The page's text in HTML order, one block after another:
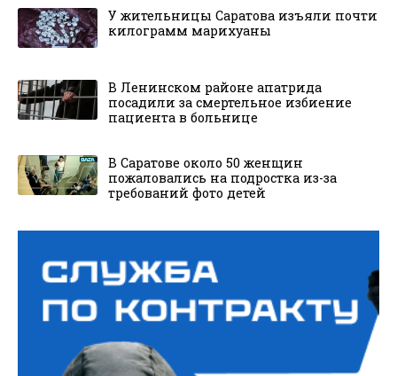
У жительницы Саратова изъяли почти
килограмм марихуаны
В Ленинском районе апатрида
посадили за смертельное избиение
пациента в больнице
В Саратове около 50 женщин
пожаловались на подростка из-за
требований фото детей